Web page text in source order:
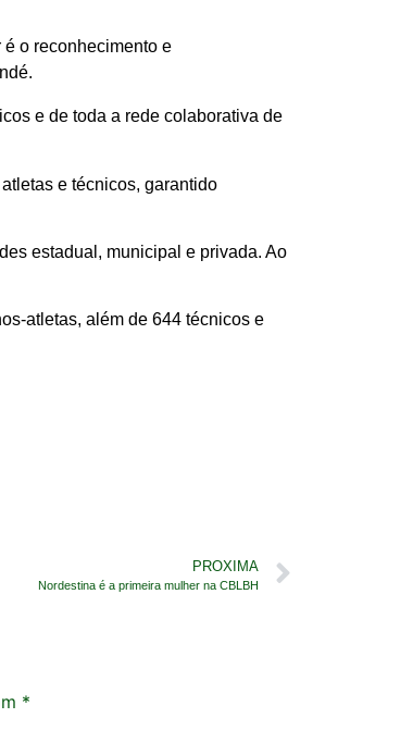
o reconhecimento e
e de toda a rede colaborativa de
e técnicos, garantido
estadual, municipal e privada. Ao
atletas, além de 644 técnicos e
PROXIMA
Nordestina é a primeira mulher na CBLBH
*